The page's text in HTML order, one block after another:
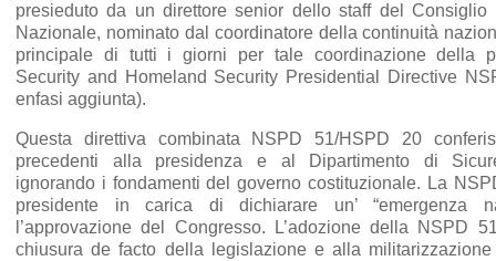
presieduto da un direttore senior dello staff del Consiglio
Nazionale, nominato dal coordinatore della continuità
principale di tutti i giorni per tale coordinazione della
Security and Homeland Security Presidential Directive
enfasi aggiunta).
Questa direttiva combinata NSPD 51/HSPD 20
precedenti alla presidenza e al Dipartimento di
ignorando i fondamenti del governo costituzionale. La
presidente in carica di dichiarare un’ “emergenza
l’approvazione del Congresso. L’adozione della NSPD
chiusura de facto della legislazione e alla